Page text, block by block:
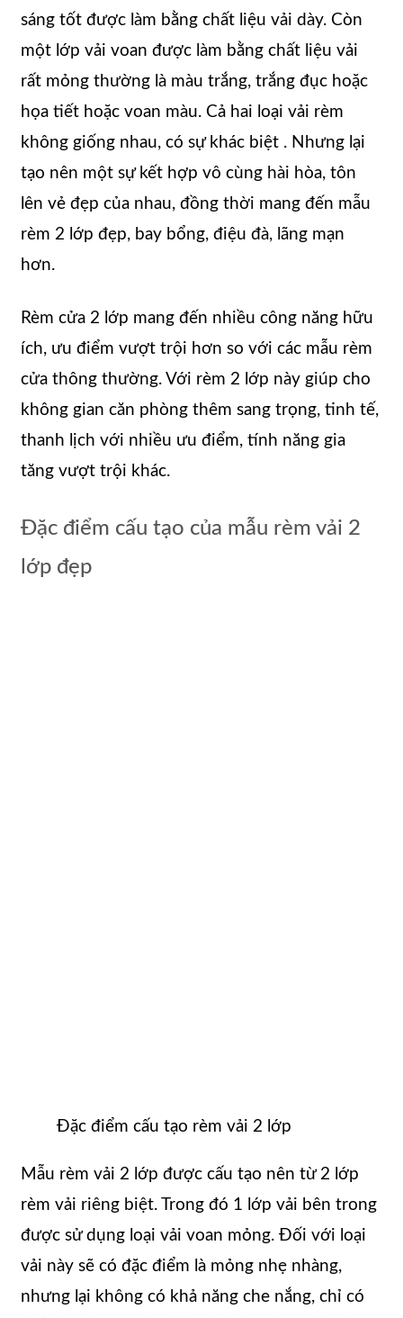
sáng tốt được làm bằng chất liệu vải dày. Còn
một lớp vải voan được làm bằng chất liệu vải
rất mỏng thường là màu trắng, trắng đục hoặc
họa tiết hoặc voan màu. Cả hai loại vải rèm
không giống nhau, có sự khác biệt . Nhưng lại
tạo nên một sự kết hợp vô cùng hài hòa, tôn
lên vẻ đẹp của nhau, đồng thời mang đến mẫu
rèm 2 lớp đẹp, bay bổng, điệu đà, lãng mạn
hơn.
Rèm cửa 2 lớp mang đến nhiều công năng hữu
ích, ưu điểm vượt trội hơn so với các mẫu rèm
cửa thông thường. Với rèm 2 lớp này giúp cho
không gian căn phòng thêm sang trọng, tinh tế,
thanh lịch với nhiều ưu điểm, tính năng gia
tăng vượt trội khác.
Đặc điểm cấu tạo của mẫu rèm vải 2
lớp đẹp
Đặc điểm cấu tạo rèm vải 2 lớp
Mẫu rèm vải 2 lớp được cấu tạo nên từ 2 lớp
rèm vải riêng biệt. Trong đó 1 lớp vải bên trong
được sử dụng loại vải voan mỏng. Đối với loại
vải này sẽ có đặc điểm là mỏng nhẹ nhàng,
nhưng lại không có khả năng che nắng, chỉ có